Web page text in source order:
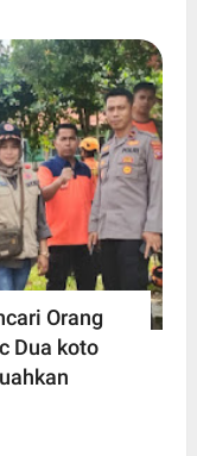
Orang
Dua koto